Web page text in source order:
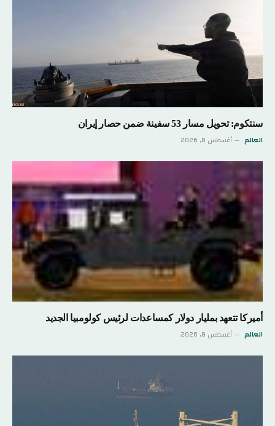
سنتكوم: تحويل مسار 53 سفينة ضمن حصار إيران
العالم أغسطس 8, 2026
أميركا تتعهد بمليار دولار كمساعدات لرئيس كولومبيا الجديد
العالم أغسطس 8, 2026